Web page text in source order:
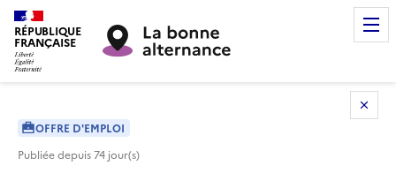
RÉPUBLIQUE
FRANÇAISE
OFFRE D'EMPLOI
Publiée depuis74 jour(s)